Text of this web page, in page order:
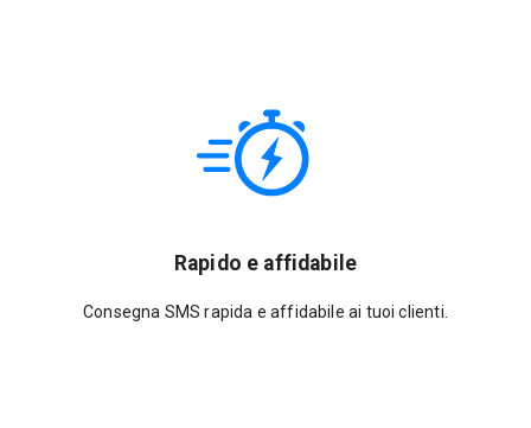
Rapido e affidabile
Consegna SMS rapida e affidabile ai tuoi clienti.